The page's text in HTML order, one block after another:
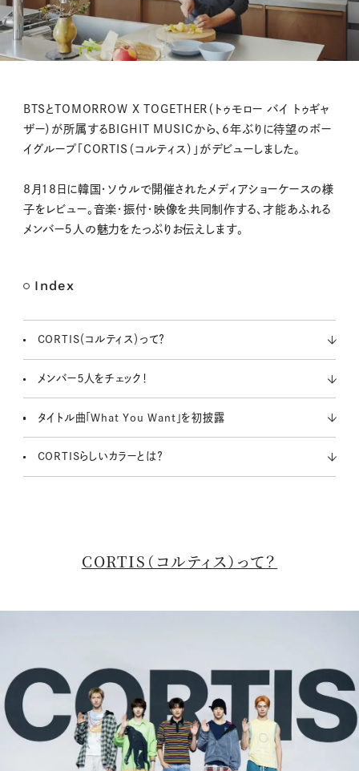
M
e
BTSとTOMORROW X TOGETHER（トゥモロー バイ トゥギャ
ザー）が所属するBIGHIT MUSICから、6年ぶりに待望のボー
イグループ「CORTIS（コルティス）」がデビューしました。
8月18日に韓国・ソウルで開催されたメディアショーケースの様
子をレビュー。音楽・振付・映像を共同制作する、才能あふれる
メンバー５人の魅力をたっぷりお伝えします。
Index
CORTIS（コルティス）って？
メンバー５人をチェック！
タイトル曲「What You Want」を初披露
CORTISらしいカラーとは？
CORTIS（コルティス）って？